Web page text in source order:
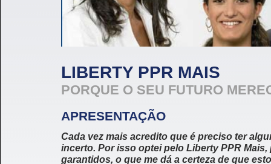
LIBERTY PPR MAIS
PORQUE O SEU FUTURO
APRESENTAÇÃO
Cada vez mais acredito que é preciso ter
incerto. Por isso optei pelo Liberty PPR
garantidos, o que me dá a certeza de que